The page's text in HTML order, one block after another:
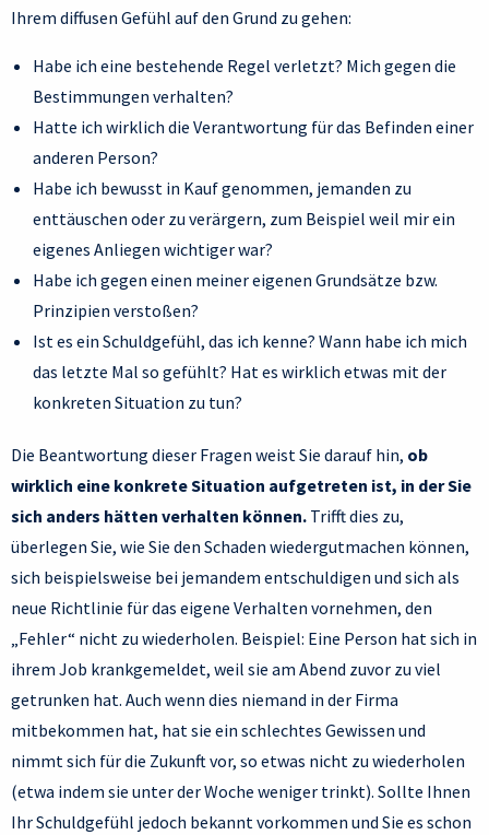
Ihrem diffusen Gefühl auf den Grund zu gehen:
Habe ich eine bestehende Regel verletzt? Mich gegen die
Bestimmungen verhalten?
Hatte ich wirklich die Verantwortung für das Befinden einer
anderen Person?
Habe ich bewusst in Kauf genommen, jemanden zu
enttäuschen oder zu verärgern, zum Beispiel weil mir ein
eigenes Anliegen wichtiger war?
Habe ich gegen einen meiner eigenen Grundsätze bzw.
Prinzipien verstoßen?
Ist es ein Schuldgefühl, das ich kenne? Wann habe ich mich
das letzte Mal so gefühlt? Hat es wirklich etwas mit der
konkreten Situation zu tun?
Die Beantwortung dieser Fragen weist Sie darauf hin, ob
wirklich eine konkrete Situation aufgetreten ist, in der Sie
sich anders hätten verhalten können. Trifft dies zu,
überlegen Sie, wie Sie den Schaden wiedergutmachen können,
sich beispielsweise bei jemandem entschuldigen und sich als
neue Richtlinie für das eigene Verhalten vornehmen, den
„Fehler“ nicht zu wiederholen. Beispiel: Eine Person hat sich in
ihrem Job krankgemeldet, weil sie am Abend zuvor zu viel
getrunken hat. Auch wenn dies niemand in der Firma
mitbekommen hat, hat sie ein schlechtes Gewissen und
nimmt sich für die Zukunft vor, so etwas nicht zu wiederholen
(etwa indem sie unter der Woche weniger trinkt). Sollte Ihnen
Ihr Schuldgefühl jedoch bekannt vorkommen und Sie es schon